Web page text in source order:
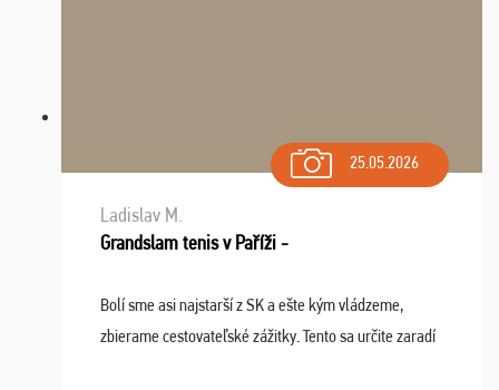
25.05.2026
Ladislav M.
Grandslam tenis v Paříži -
Bolí sme asi najstarší z SK a ešte kým vládzeme,
zbierame cestovateľské zážitky. Tento sa určite zaradí